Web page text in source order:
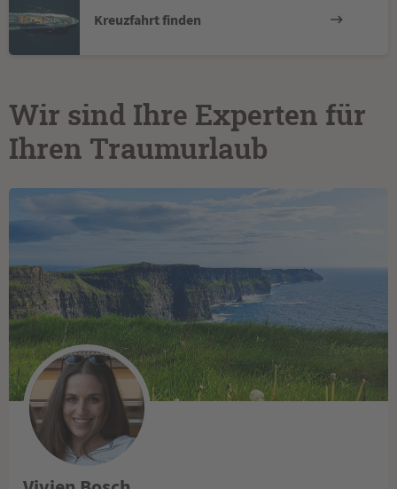
Kreuzfahrt finden
Wir sind Ihre Experten für
Ihren Traumurlaub